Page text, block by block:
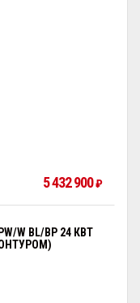
5 432 900₽
W BL/BP 24 КВТ